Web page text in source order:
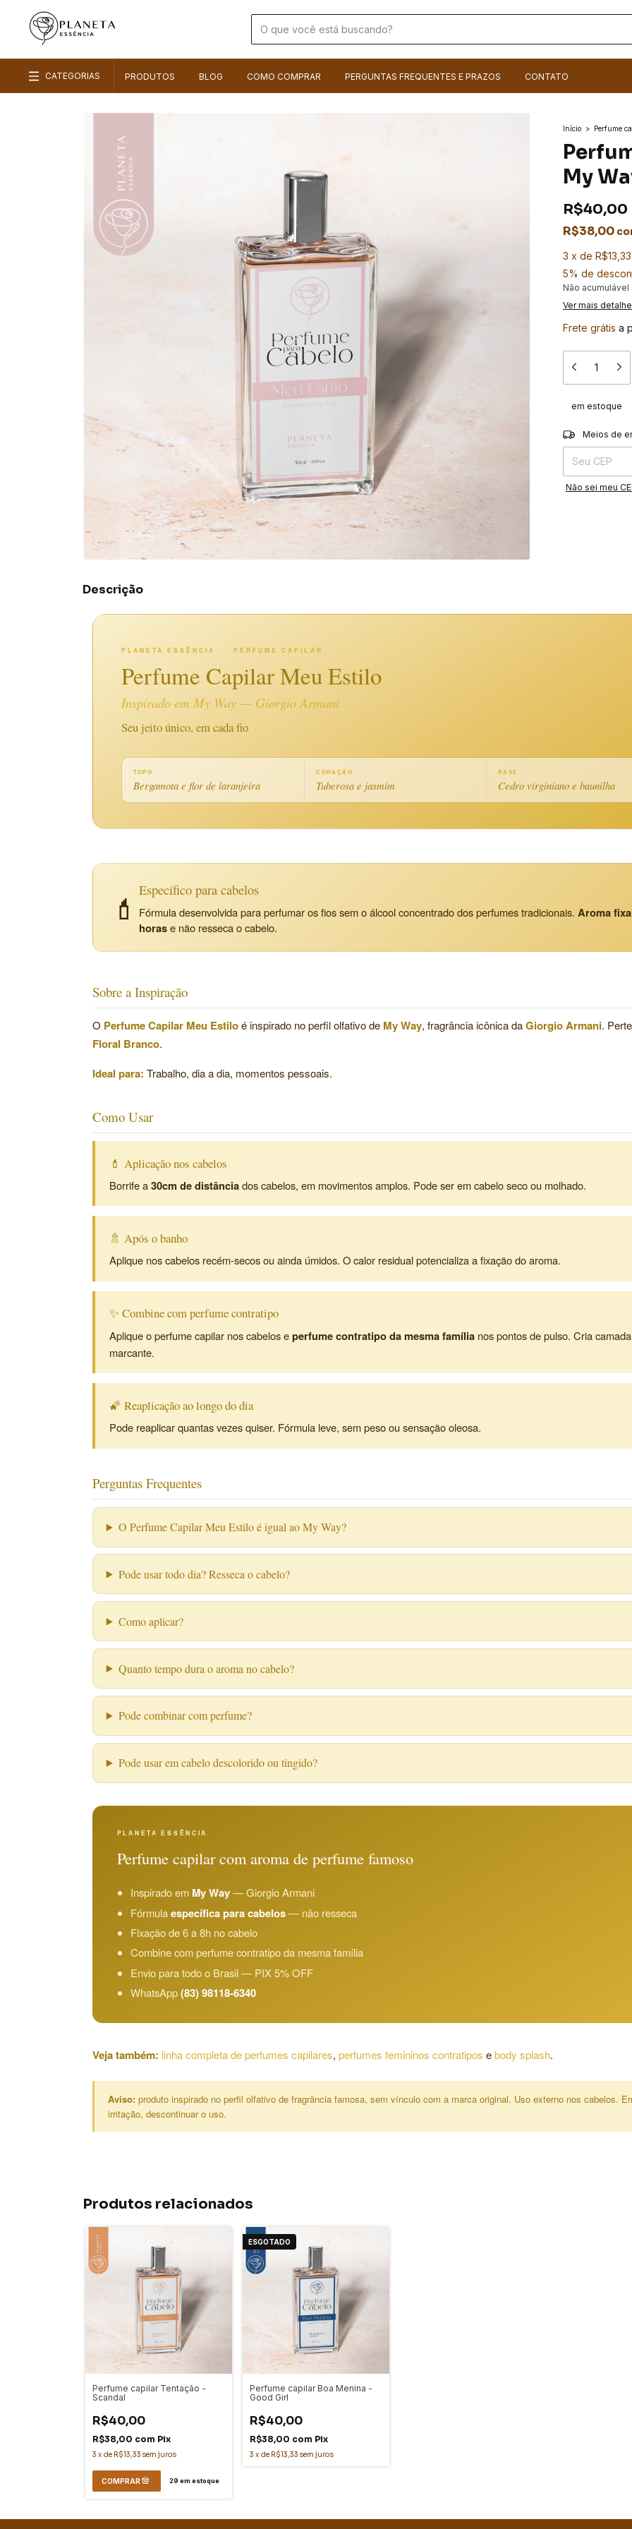
CATEGORIAS PRODUTOS BLOG COMO COMPRAR PERGUNTAS FREQUENTES E PRAZOS CONTATO
Início > Perfume
My
R$40,00
R$38,00
3 x de R$13,33
5% de
Não
Ver mais
Frete grátis a
em estoque
Entregas para o
Meios de
Não sei meu
Descrição
PLANETA ESSÊNCIA · PERFUME CAPILAR
Perfume Capilar Meu Estilo
Inspirado em My Way— Giorgio Armani
Seu jeito único, em cada fio
TOPO
Bergamota e flor de laranjeira
CORAÇÃO
Tuberosa e jasmim
BASE
Cedro virginiano e baunilha
💄Específico para cabelos
Fórmula desenvolvida para perfumar os fios sem o álcool concentrado dos perfumes tradicionais. Aroma
horase não resseca o cabelo.
Sobre a Inspiração
O Perfume Capilar Meu Estiloé inspirado no perfil olfativo de My Way, fragrância icônica daGiorgio Armani.
Floral Branco.
Ideal para: Trabalho, dia a dia, momentos pessoais.
Como Usar
💄 Aplicação nos cabelos
Borrife a30cm de distânciados cabelos, em movimentos amplos. Pode ser em cabelo seco ou molhado.
🚿 Após o banho
Aplique nos cabelos recém-secos ou ainda úmidos. O calor residual potencializa a fixação do aroma.
✨ Combine com perfume contratipo
Aplique o perfume capilar nos cabelos eperfume contratipo da mesma família nos pontos de pulso. Cria
marcante.
🌠 Reaplicação ao longo do dia
Pode reaplicar quantas vezes quiser. Fórmula leve, sem peso ou sensação oleosa.
Perguntas Frequentes
O Perfume Capilar Meu Estilo é igual ao My Way?
Pode usar todo dia? Resseca o cabelo?
Como aplicar?
Quanto tempo dura o aroma no cabelo?
Pode combinar com perfume?
Pode usar em cabelo descolorido ou tingido?
PLANETA ESSÊNCIA
Perfume capilar com aroma de perfume famoso
Inspirado em My Way— Giorgio Armani
Fórmulaespecífica para cabelos— não resseca
Fixação de 6 a 8h no cabelo
Combine com perfume contratipo da mesma família
Envio para todo o Brasil — PIX 5% OFF
WhatsApp(83) 98118-6340
Veja também: linha completa de perfumes capilares, perfumes femininos contratipos ebody splash.
Aviso:produto inspirado no perfil olfativo de fragrância famosa, sem vínculo com a marca original. Uso externo nos cabelos.
irritação, descontinuar o uso.
Produtos relacionados
Perfume capilar Tentação -
Scandal
R$40,00
R$38,00 com Pix
3 xde R$13,33 sem juros
29 em estoque
ESGOTADO
Perfume capilar Boa Menina -
Good Girl
R$40,00
R$38,00 com Pix
3 xde R$13,33 sem juros